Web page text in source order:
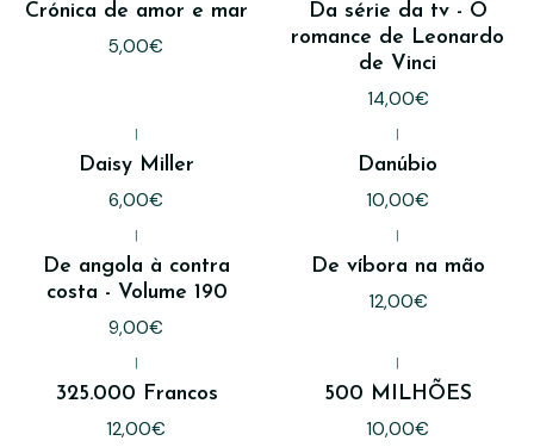
Crónica de amor e mar
5,00€
Da série da tv - O
romance de Leonardo
de Vinci
14,00€
|
Daisy Miller
6,00€
|
Danúbio
10,00€
|
De angola à contra
costa - Volume 190
9,00€
|
De víbora na mão
12,00€
|
325.000 Francos
12,00€
|
500 MILHÕES
10,00€